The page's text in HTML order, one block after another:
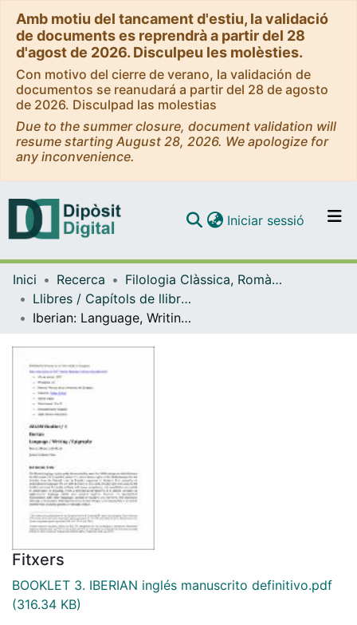
Amb motiu del tancament d'estiu, la validació
de documents es reprendrà a partir del 28
d'agost de 2026. Disculpeu les molèsties.
Con motivo del cierre de verano, la validación de
documentos se reanudará a partir del 28 de agosto
de 2026. Disculpad las molestias
Due to the summer closure, document validation will
resume starting August 28, 2026. We apologize for
any inconvenience.
Navega per tot el DD
Com publicar
Iniciar sessió (current)
Inici Recerca
Filologia Clàssica, Romànica i Semítica
Llibres / Capítols de llibre (Filologia Clàssica, Romànica i Semítica)
Iberian: Language, Writing, Epigraphy
Fitxers
BOOKLET 3. IBERIAN inglés manuscrito definitivo.pdf
(316.34 KB)